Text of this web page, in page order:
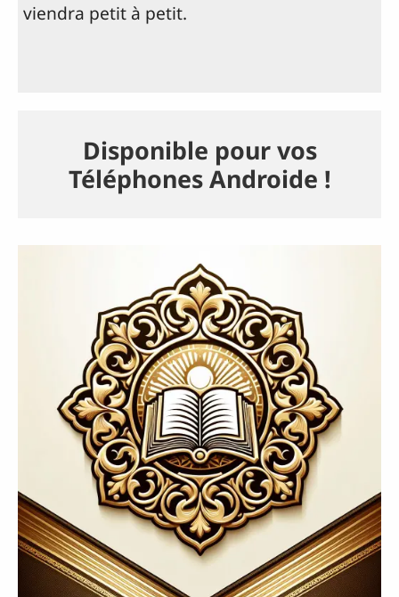
viendra petit à petit.
Disponible pour vos
Téléphones Androide !